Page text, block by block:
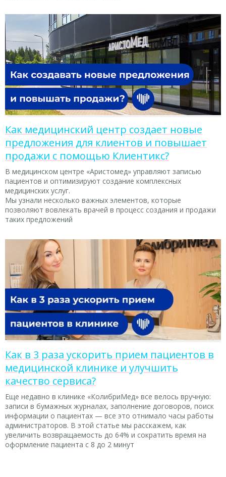
Как медицинский центр создает новые
предложения для клиентов и повышает
продажи с помощью Клиентикс?
В медицинском центре «Аристомед» управляют записью
пациентов и оптимизируют создание комплексных
медицинских услуг.
Мы узнали несколько важных элементов, которые
позволяют вовлекать врачей в процесс создания и продажи
таких предложений
Как в 3 раза ускорить прием пациентов в
медицинской клинике и улучшить
качество сервиса?
Еще недавно в клинике «КолибриМед» все велось вручную:
записи в бумажных журналах, заполнение договоров, поиск
информации о пациентах — все это отнимало часы работы
администраторов. В этой статье мы расскажем, как
увеличить возвращаемость до 64% и сократить время на
оформление пациента с 8 до 2 минут